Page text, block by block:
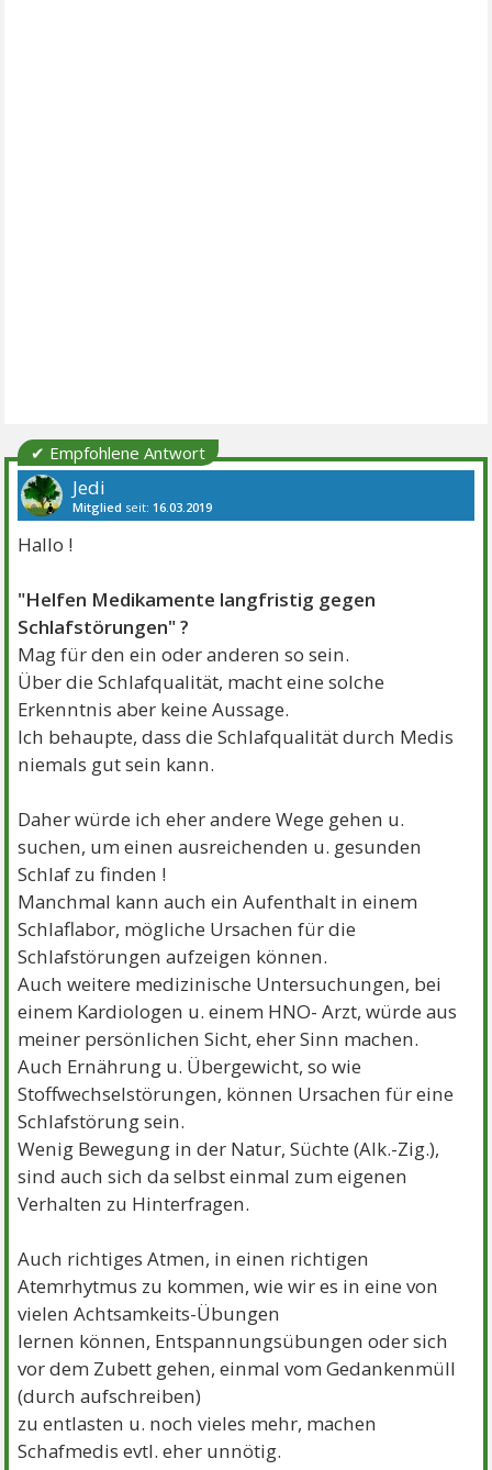
✔ Empfohlene Antwort
Jedi
Mitglied seit: 16.03.2019
Hallo !
"Helfen Medikamente langfristig gegen
Schlafstörungen" ?
Mag für den ein oder anderen so sein.
Über die Schlafqualität, macht eine solche
Erkenntnis aber keine Aussage.
Ich behaupte, dass die Schlafqualität durch Medis
niemals gut sein kann.
Daher würde ich eher andere Wege gehen u.
suchen, um einen ausreichenden u. gesunden
Schlaf zu finden !
Manchmal kann auch ein Aufenthalt in einem
Schlaflabor, mögliche Ursachen für die
Schlafstörungen aufzeigen können.
Auch weitere medizinische Untersuchungen, bei
einem Kardiologen u. einem HNO- Arzt, würde aus
meiner persönlichen Sicht, eher Sinn machen.
Auch Ernährung u. Übergewicht, so wie
Stoffwechselstörungen, können Ursachen für eine
Schlafstörung sein.
Wenig Bewegung in der Natur, Süchte (Alk.-Zig.),
sind auch sich da selbst einmal zum eigenen
Verhalten zu Hinterfragen.
Auch richtiges Atmen, in einen richtigen
Atemrhytmus zu kommen, wie wir es in eine von
vielen Achtsamkeits-Übungen
lernen können, Entspannungsübungen oder sich
vor dem Zubett gehen, einmal vom Gedankenmüll
(durch aufschreiben)
zu entlasten u. noch vieles mehr, machen
Schafmedis evtl. eher unnötig.